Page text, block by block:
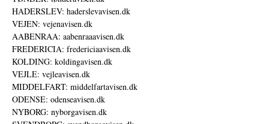
HADERSLEV: haderslevavisen.dk
VEJEN: vejenavisen.dk
AABENRAA: aabenraaavisen.dk
FREDERICIA: fredericiaavisen.dk
KOLDING: koldingavisen.dk
VEJLE: vejleavisen.dk
MIDDELFART: middelfartavisen.dk
ODENSE: odenseavisen.dk
NYBORG: nyborgavisen.dk